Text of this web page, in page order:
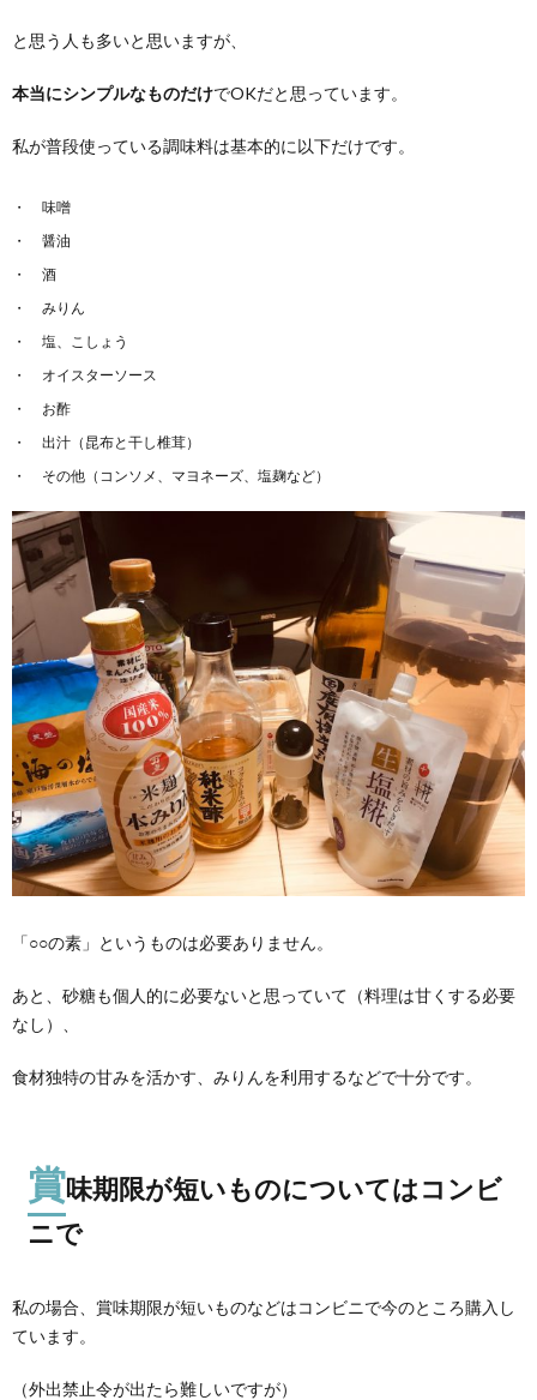
と思う人も多いと思いますが、
本当にシンプルなものだけでOKだと思っています。
私が普段使っている調味料は基本的に以下だけです。
味噌
醤油
酒
みりん
塩、こしょう
オイスターソース
お酢
出汁（昆布と干し椎茸）
その他（コンソメ、マヨネーズ、塩麹など）
「○○の素」というものは必要ありません。
あと、砂糖も個人的に必要ないと思っていて（料理は甘くする必要
なし）、
食材独特の甘みを活かす、みりんを利用するなどで十分です。
賞味期限が短いものについてはコンビ
ニで
私の場合、賞味期限が短いものなどはコンビニで今のところ購入し
ています。
（外出禁止令が出たら難しいですが）